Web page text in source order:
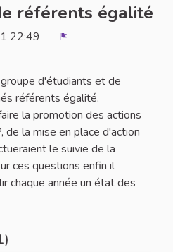
référents égalité
22:49
d'étudiants et de
référents égalité.
la promotion des actions
de la mise en place d'action
le suivie de la
ces questions enfin il
chaque année un état des